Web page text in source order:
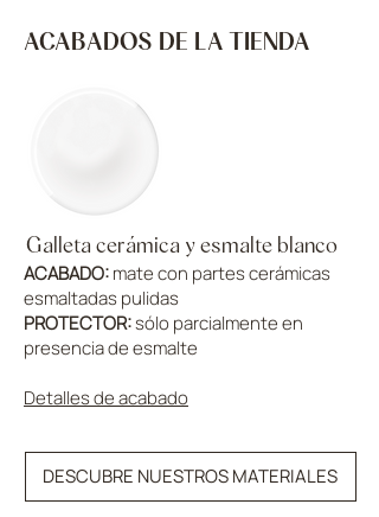
ACABADOS DE LA TIENDA
Galleta cerámica y esmalte blanco
ACABADO:mate con partes cerámicas
esmaltadas pulidas
PROTECTOR:sólo parcialmente en
presencia de esmalte
Detalles de acabado
DESCUBRE NUESTROS MATERIALES